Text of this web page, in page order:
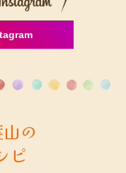
金」募集終了のお知
の
ピ